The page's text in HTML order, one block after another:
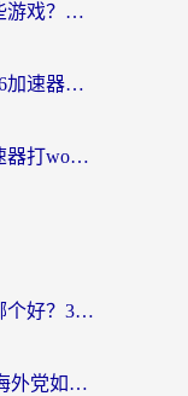
国外打古今江湖的加速器有哪些游戏？一个海外玩家的终极选择指南
海外玩国服游戏卡到崩溃？2026加速器免费推荐+实用指南（亲测有效）
身在海外，究竟国外用什么加速器打wow好？
海外党必看：雷神手游和旋风哪个好？3分钟选对回国加速器，无缝刷国内剧玩游戏
斧牛和快塔TowerFast哪个好？海外党如何选对回国加速器